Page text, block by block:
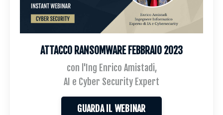
ATTACCO RANSOMWARE FEBBRAIO 2023
con l'Ing Enrico Amistadi,
AI e Cyber Security Expert
GUARDA IL WEBINAR